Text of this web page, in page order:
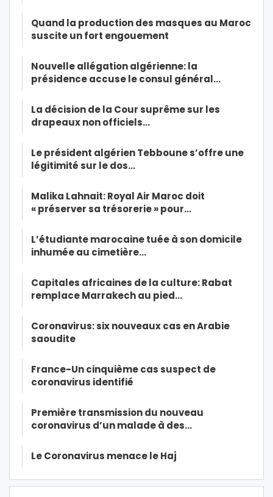
Quand la production des masques au Maroc
suscite un fort engouement
Nouvelle allégation algérienne: la
présidence accuse le consul général…
La décision de la Cour suprême sur les
drapeaux non officiels…
Le président algérien Tebboune s’offre une
légitimité sur le dos…
Malika Lahnait: Royal Air Maroc doit
« préserver sa trésorerie » pour…
L’étudiante marocaine tuée à son domicile
inhumée au cimetière…
Capitales africaines de la culture: Rabat
remplace Marrakech au pied…
Coronavirus: six nouveaux cas en Arabie
saoudite
France-Un cinquième cas suspect de
coronavirus identifié
Première transmission du nouveau
coronavirus d’un malade à des…
Le Coronavirus menace le Haj